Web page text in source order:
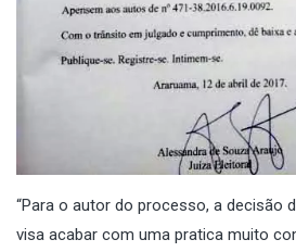
“Para o autor do processo, a decisão
visa acabar com uma pratica muito